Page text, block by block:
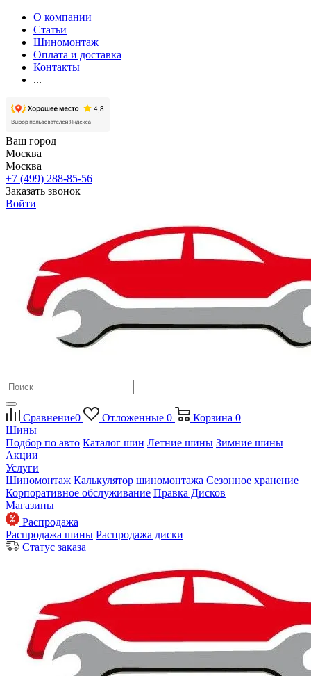
О компании
Статьи
Шиномонтаж
Оплата и доставка
Контакты
...
Ваш город
Москва
Москва
+7 (499) 288-85-56
Заказать звонок
Войти
Сравнение0 Отложенные 0 Корзина 0
Шины
Подбор по авто Каталог шин Летние шины Зимние шины
Акции
Услуги
Шиномонтаж Калькулятор шиномонтажа Сезонное хранение
Корпоративное обслуживание Правка Дисков
Магазины
Распродажа
Распродажа шины Распродажа диски
Статус заказа